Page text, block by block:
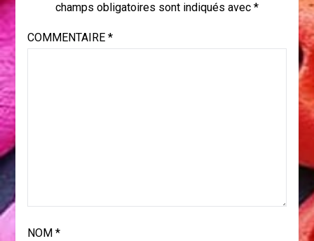
champs obligatoires sont indiqués avec *
COMMENTAIRE *
NOM *